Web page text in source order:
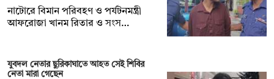
নাটোরে বিমান পরিবহণ ও পর্যটনমন্ত্রী
আফরোজা খানম রিতার ও সংস…
যুবদল নেতার ছুরিকাঘাতে আহত সেই শিবির
নেতা মারা গেছেন